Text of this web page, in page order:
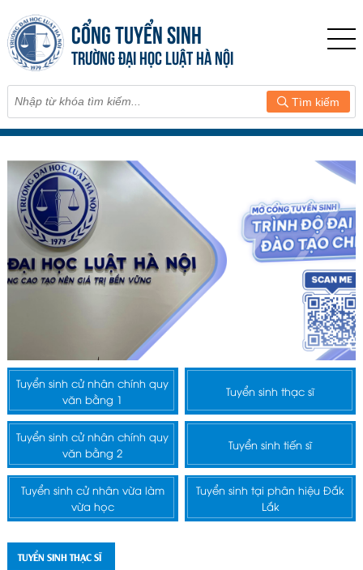
CỔNG TUYỂN SINH
TRƯỜNG ĐẠI HỌC LUẬT HÀ NỘI
Tìm kiếm
Tuyển sinh cử nhân chính quy
văn bằng 1
Tuyển sinh thạc sĩ
Tuyển sinh cử nhân chính quy
văn bằng 2
Tuyển sinh tiến sĩ
Tuyển sinh cử nhân vừa làm
vừa học
Tuyển sinh tại phân hiệu Đắk
Lắk
TUYỂN SINH THẠC SĨ